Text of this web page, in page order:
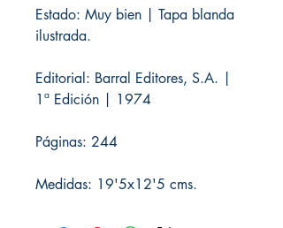
Estado: Muy bien | Tapa blanda
ilustrada.
Editorial: Barral Editores, S.A. |
1ª Edición | 1974
Páginas: 244
Medidas: 19'5x12'5 cms.